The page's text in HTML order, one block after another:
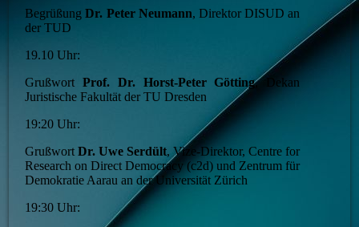
BegrüßungDr. Peter Neumann, Direktor DISUD an
der TUD
19.10 Uhr:
GrußwortProf. Dr. Horst-Peter Götting, Dekan
Juristische Fakultät der TU Dresden
19:20 Uhr:
GrußwortDr. Uwe Serdült, Vize-Direktor, Centre for
Research on Direct Democracy (c2d) und Zentrum für
Demokratie Aarau an der Universität Zürich
19:30 Uhr: